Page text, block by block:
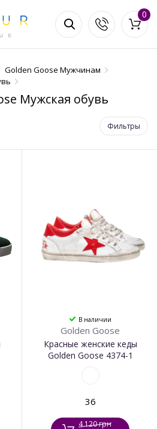
0
Golden Goose Мужчинам
Мужская обувь
Фильтры
В наличии
Golden Goose
Красные женские кеды
Golden Goose 4374-1
36
4 120 грн